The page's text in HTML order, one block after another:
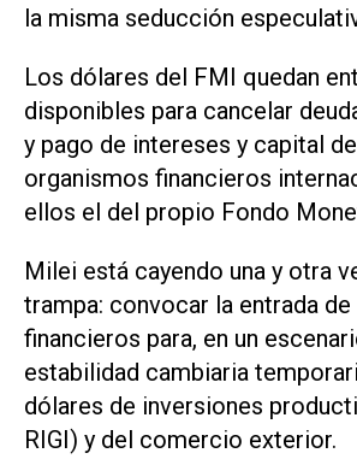
la misma seducción
Los dólares del FMI quedan
disponibles para cancelar
y pago de intereses y capital
organismos financieros
ellos el del propio Fondo
Milei está cayendo una y otra
trampa: convocar la entrada
financieros para, en un
estabilidad cambiaria
dólares de inversiones
RIGI) y del comercio exterior.